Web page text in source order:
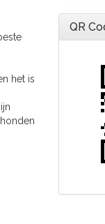
het is
QR